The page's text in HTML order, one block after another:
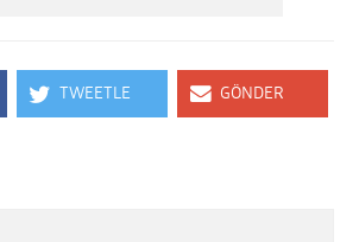
TWEETLE GÖNDER